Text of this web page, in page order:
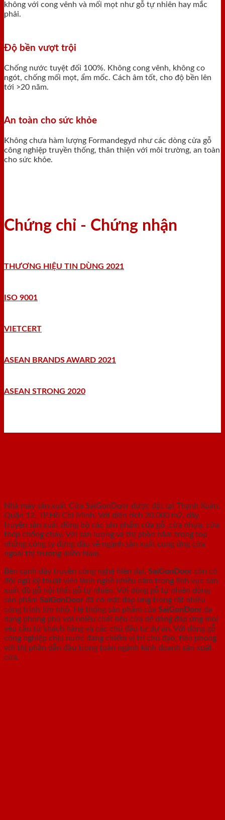
không với cong vênh và mối mọt như gỗ tự nhiên hay mắc
phải.
Độ bền vượt trội
Chống nước tuyệt đối 100%. Không cong vênh, không co
ngót, chống mối mọt, ẩm mốc. Cách âm tốt, cho độ bền lên
tới >20 năm.
An toàn cho sức khỏe
Không chưa hàm lượng Formandegyd như các dòng cửa gỗ
công nghiệp truyền thống, thân thiện với môi trường, an toàn
cho sức khỏe.
Chứng chỉ - Chứng nhận
THƯƠNG HIỆU TIN DÙNG 2021
ISO 9001
VIETCERT
ASEAN BRANDS AWARD 2021
ASEAN STRONG 2020
Nhà máy sản xuất Cửa SaiGonDoor được đặt tại Thạnh Xuân,
Quận 12, TP.Hồ Chí Minh. Với diện tích 20.000 m2, dây
truyền sản xuất đồng bộ các sản phẩm cửa gỗ ,cửa nhựa, cửa
thép chống cháy. Với sản lượng và thị phần nằm trong top
những công ty đứng đầu về ngành sản xuất cung ứng cửa
ngoài thị trường miền Nam.
Bên cạnh dây truyền công nghệ hiện đại, SaiGonDoor còn có
đội ngũ kỹ thuật viên lành nghề nhiều năm trong lĩnh vực sản
xuất đồ gỗ nội thất gỗ tự nhiên. Với dòng gỗ tự nhiên dòng
sản phẩm SaiGonDoor đã có mặt đáp ứng trong rất nhiều
công trình lớn nhỏ. Hệ thống sản phẩm của SaiGonDoor đa
dạng phong phú với nhiều chất liệu cửa dễ dàng đáp ứng mọi
yêu cầu từ khách hàng và các chủ đầu tư dự án. Với dòng gỗ
công nghiệp chịu nước đang chiếm vị trí chủ đạo, tiên phong
với thị phần dẫn đầu trong toàn ngành kinh doanh sản xuất
cửa.